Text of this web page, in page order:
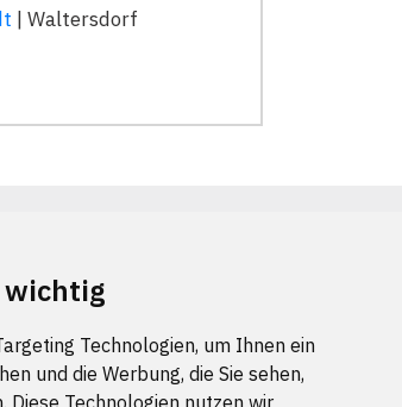
Technologien, um Ihnen ein
und die Werbung, die Sie sehen,
Diese Technologien nutzen wir
| Waltersdorf
00:00:08 Uhr aktualisiert.